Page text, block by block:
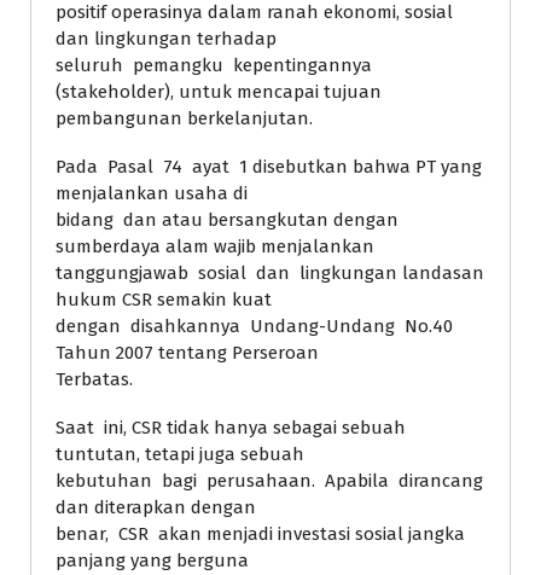
positif operasinya dalam ranah ekonomi, sosial
dan lingkungan terhadap
seluruh pemangku kepentingannya
(stakeholder), untuk mencapai tujuan
pembangunan berkelanjutan.
Pada Pasal 74 ayat 1 disebutkan bahwa PT yang
menjalankan usaha di
bidang dan atau bersangkutan dengan
sumberdaya alam wajib menjalankan
tanggungjawab sosial dan lingkungan landasan
hukum CSR semakin kuat
dengan disahkannya Undang-Undang No.40
Tahun 2007 tentang Perseroan
Terbatas.
Saat ini, CSR tidak hanya sebagai sebuah
tuntutan, tetapi juga sebuah
kebutuhan bagi perusahaan. Apabila dirancang
dan diterapkan dengan
benar, CSR akan menjadi investasi sosial jangka
panjang yang berguna